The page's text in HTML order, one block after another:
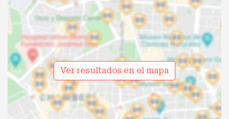
Ver resultados en el mapa